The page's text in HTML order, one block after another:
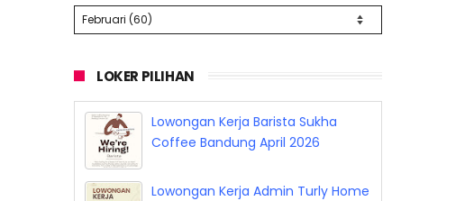
LOKER PILIHAN
Lowongan Kerja Barista Sukha
Coffee Bandung April 2026
Lowongan Kerja Admin Turly Home